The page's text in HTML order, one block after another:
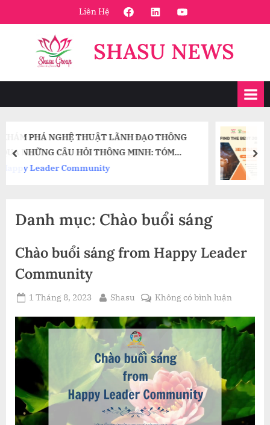
to
Liên Hệ FaceBookLinkedinYoutube
SHASU NEWS
ĐẠO THÔNG
MINH: TÓM
MARQUARDT
Tổng Hợp Job từ HR Strategy –
10 năm 2022
prev
Danh mục: Chào buổi sáng
Chào buổi sáng from Happy Leader
Community
Posted
1 Tháng 8, 2023 By
Shasu Không có bình luậnở
buổi
sáng
from
Happy
Leader